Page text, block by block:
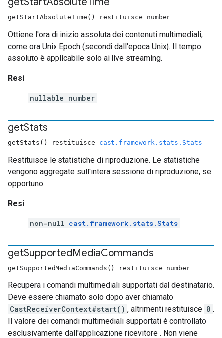
getStartAbsoluteTime() restituisce number
Ottiene l'ora di inizio assoluta dei contenuti multimediali,
come ora Unix Epoch (secondi dall'epoca Unix). Il tempo
assoluto è applicabile solo ai live streaming.
Resi
nullable number
getStats
getStats() restituisce cast.framework.stats.Stats
Restituisce le statistiche di riproduzione. Le statistiche
vengono aggregate sull'intera sessione di riproduzione, se
opportuno.
Resi
non-null cast.framework.stats.Stats
getSupportedMediaCommands
getSupportedMediaCommands() restituisce number
Recupera i comandi multimediali supportati dal destinatario.
Deve essere chiamato solo dopo aver chiamato
CastReceiverContext#start() , altrimenti restituisce 0 .
Il valore dei comandi multimediali supportati è controllato
esclusivamente dall'applicazione ricevitore . Non viene